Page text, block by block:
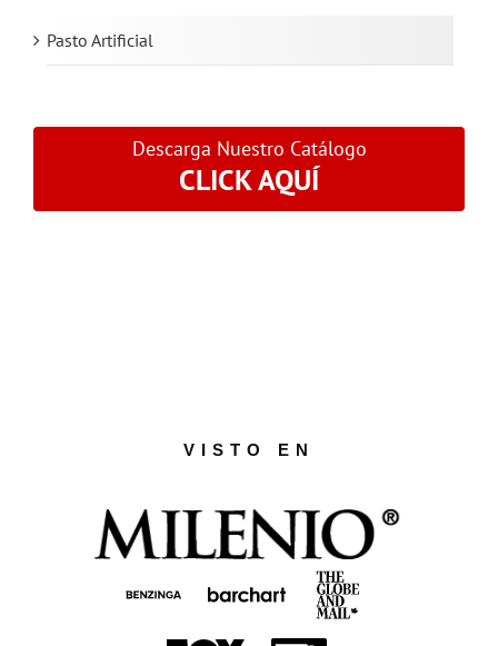
Pasto Artificial
Descarga Nuestro Catálogo
CLICK AQUÍ
VISTO EN